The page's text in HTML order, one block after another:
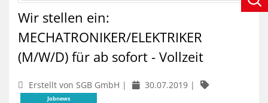
Wir stellen ein:
MECHATRONIKER/ELEKTRIKER
(M/W/D) für ab sofort - Vollzeit
Erstellt von SGB GmbH | 30.07.2019 |
Jobnews